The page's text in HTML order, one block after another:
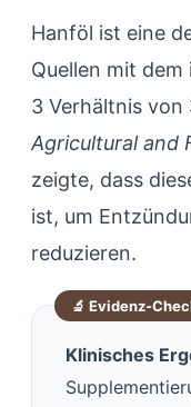
Hanföl ist eine
Quellen mit
3 Verhältnis von
Agricultural and
zeigte, dass
ist, um
reduzieren.
Klinisches